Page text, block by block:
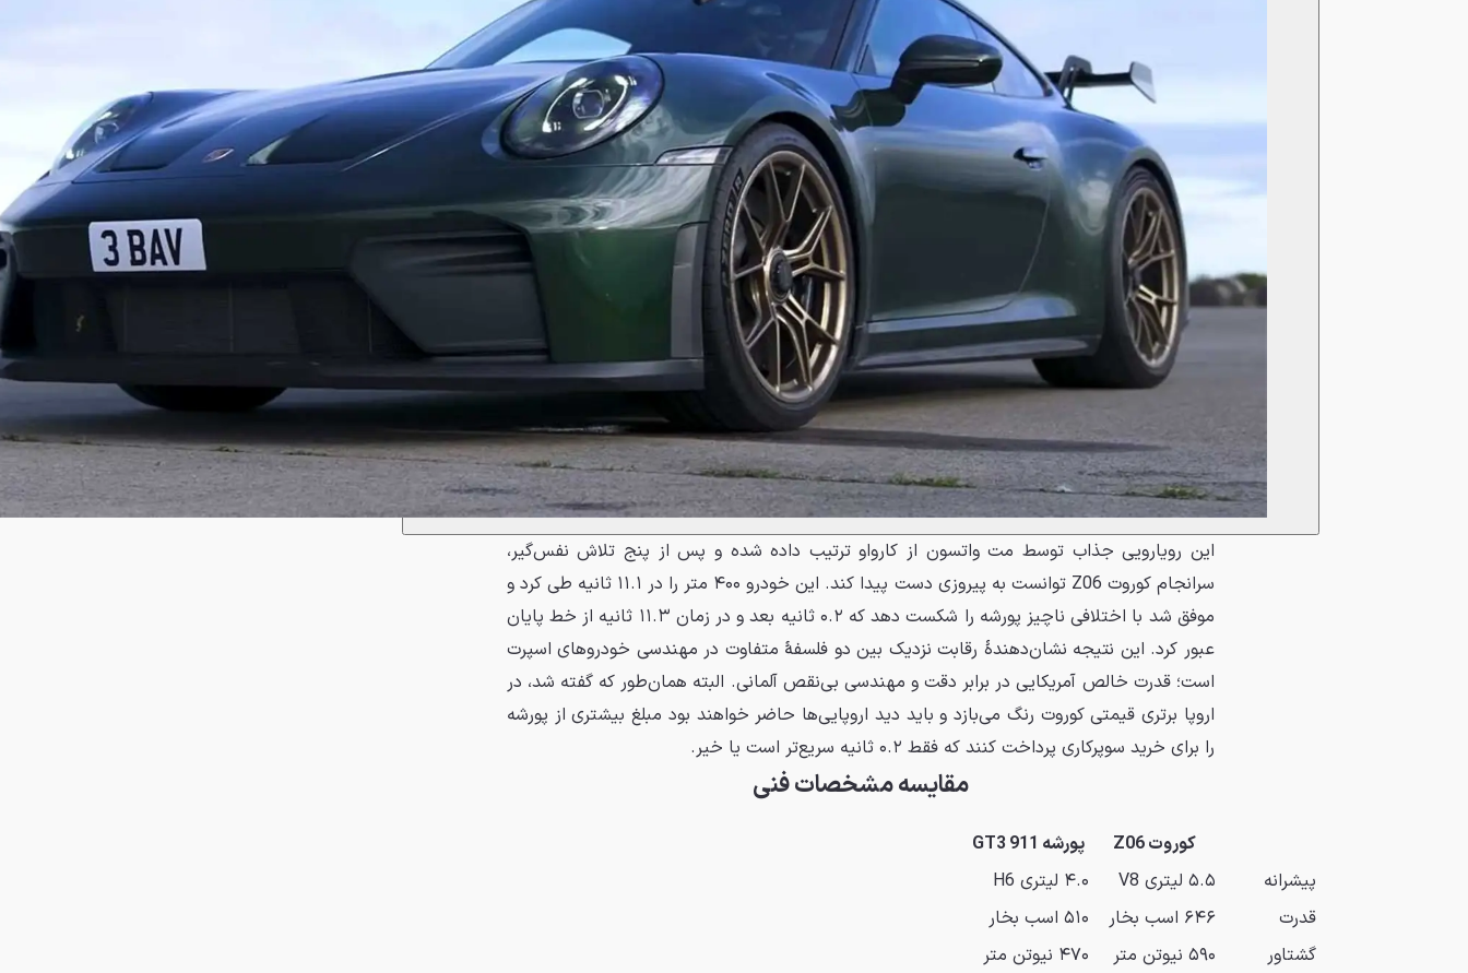
این رویارویی جذاب توسط مت واتسون از کارواو ترتیب داده شده و پس از پنج تلاش نفس‌گیر،
سرانجام کوروت Z06 توانست به پیروزی دست پیدا کند. این خودرو ۴۰۰ متر را در ۱۱.۱ ثانیه طی کرد و
موفق شد با اختلافی ناچیز پورشه را شکست دهد که ۰.۲ ثانیه بعد و در زمان ۱۱.۳ ثانیه از خط پایان
عبور کرد. این نتیجه نشان‌دهندهٔ رقابت نزدیک بین دو فلسفهٔ متفاوت در مهندسی خودروهای اسپرت
است؛ قدرت خالص آمریکایی در برابر دقت و مهندسی بی‌نقص آلمانی. البته همان‌طور که گفته شد، در
اروپا برتری قیمتی کوروت رنگ می‌بازد و باید دید اروپایی‌ها حاضر خواهند بود مبلغ بیشتری از پورشه
را برای خرید سوپرکاری پرداخت کنند که فقط ۰.۲ ثانیه سریع‌تر است یا خیر.
مقایسه مشخصات فنی
کوروت Z06
پورشه 911 GT3
پیشرانه
۵.۵ لیتری V8
۴.۰ لیتری H6
قدرت
۶۴۶ اسب بخار
۵۱۰ اسب بخار
گشتاور
۵۹۰ نیوتن متر
۴۷۰ نیوتن متر